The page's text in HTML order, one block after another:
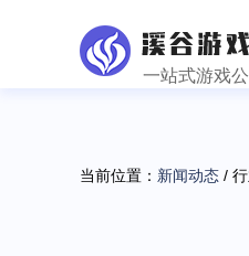
一站式游戏
当前位置： 新闻动态 /